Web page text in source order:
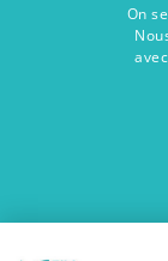
On